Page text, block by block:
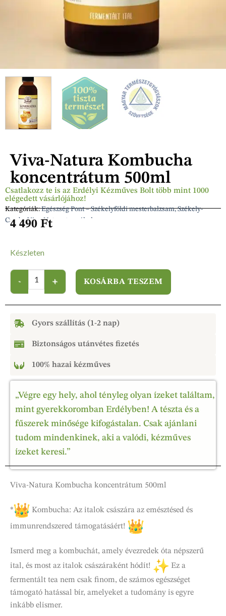
Csatlakozz te is az Erdélyi Kézműves Bolt több mint 1000
elégedett vásárlójához!
Kategóriák:Egészség Pont – Székelyföldi mesterbalzsam, Székely-
Csuda, Viva-Natura termékek
Viva-Natura Kombucha
koncentrátum 500ml
4 490 Ft
Készleten
KOSÁRBA TESZEM
Gyors szállítás (1-2 nap)
Biztonságos utánvétes fizetés
100% hazai kézműves
„Végre egy hely, ahol tényleg olyan ízeket találtam,
mint gyerekkoromban Erdélyben! A tészta és a
fűszerek minősége kifogástalan. Csak ajánlani
tudom mindenkinek, aki a valódi, kézműves
ízeket keresi.”
Viva-Natura Kombucha koncentrátum 500ml
*
Kombucha: Az italok császára az emésztésed és
immunrendszered támogatásáért!
Ismerd meg a kombuchát, amely évezredek óta népszerű
ital, és most az italok császáraként hódít!
Ez a
fermentált tea nem csak finom, de számos egészséget
támogató hatással bír, amelyeket a tudomány is egyre
inkább elismer.